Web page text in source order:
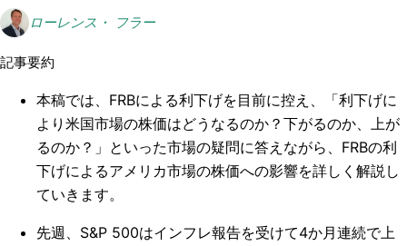
ローレンス・ フラー
記事要約
本稿では、FRBによる利下げを目前に控え、「利下げに
より米国市場の株価はどうなるのか？下がるのか、上が
るのか？」といった市場の疑問に答えながら、FRBの利
下げによるアメリカ市場の株価への影響を詳しく解説し
ていきます。
先週、S&P 500はインフレ報告を受けて4か月連続で上